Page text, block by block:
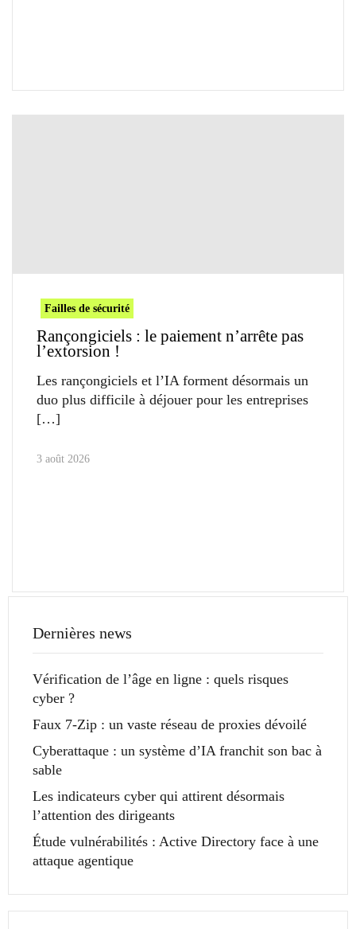
Failles de sécurité
Rançongiciels : le paiement n’arrête pas
l’extorsion !
Les rançongiciels et l’IA forment désormais un
duo plus difficile à déjouer pour les entreprises
3 août 2026
Dernières news
Vérification de l’âge en ligne : quels risques
cyber ?
Faux 7-Zip : un vaste réseau de proxies dévoilé
Cyberattaque : un système d’IA franchit son bac à
sable
Les indicateurs cyber qui attirent désormais
l’attention des dirigeants
Étude vulnérabilités : Active Directory face à une
attaque agentique